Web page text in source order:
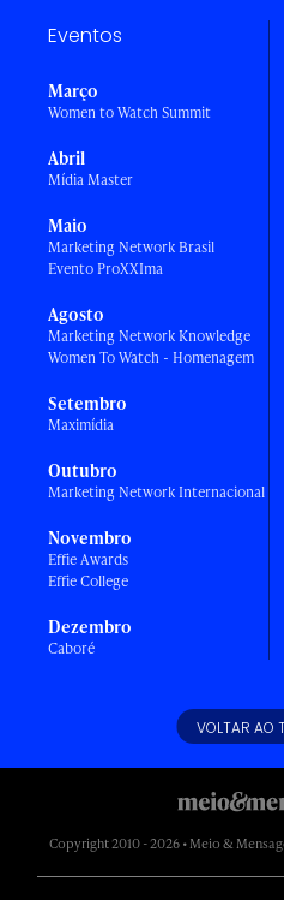
Eventos
Março
Women to Watch Summit
Abril
Mídia Master
Maio
Marketing Network Brasil
Evento ProXXIma
Agosto
Marketing Network Knowledge
Women To Watch - Homenagem
Setembro
Maximídia
Outubro
Marketing Network Internacional
Novembro
Effie Awards
Effie College
Dezembro
Caboré
VOLTAR AO
Copyright 2010 - 2026 • Meio &